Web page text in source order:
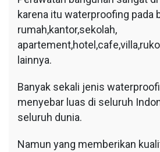
karena itu waterproofing pada
rumah,kantor,sekolah,
lainnya.
Banyak sekali jenis
menyebar luas di seluruh
seluruh dunia.
Namun yang memberikan